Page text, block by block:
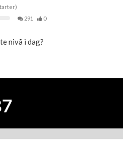
291 0
nivå i dag?